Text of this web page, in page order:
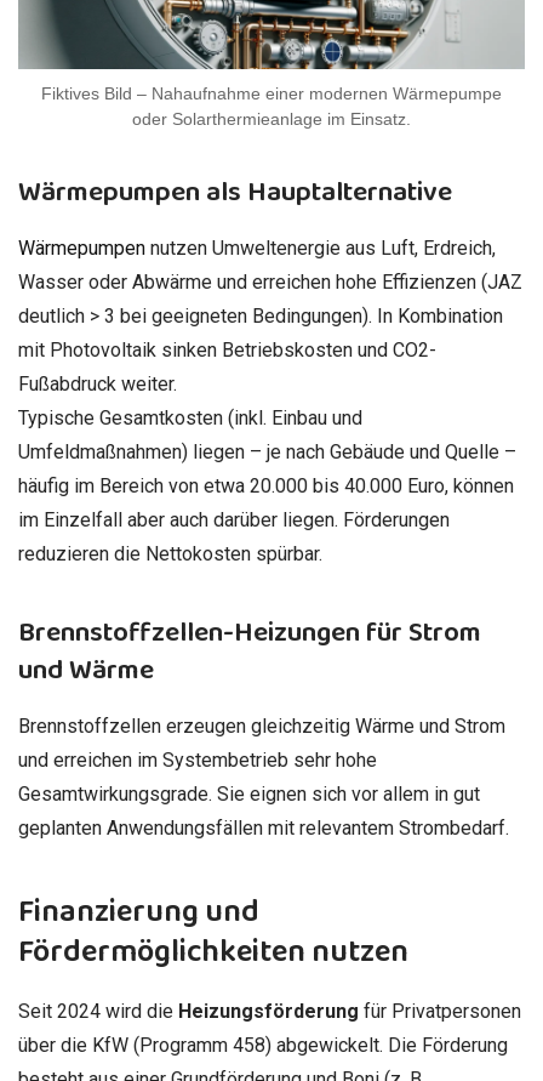
Fiktives Bild – Nahaufnahme einer modernen Wärmepumpe
oder Solarthermieanlage im Einsatz.
Wärmepumpen als Hauptalternative
Wärmepumpen nutzen Umweltenergie aus Luft, Erdreich,
Wasser oder Abwärme und erreichen hohe Effizienzen (JAZ
deutlich > 3 bei geeigneten Bedingungen). In Kombination
mit Photovoltaik sinken Betriebskosten und CO2-
Fußabdruck weiter.
Typische Gesamtkosten (inkl. Einbau und
Umfeldmaßnahmen) liegen – je nach Gebäude und Quelle –
häufig im Bereich von etwa 20.000 bis 40.000 Euro, können
im Einzelfall aber auch darüber liegen. Förderungen
reduzieren die Nettokosten spürbar.
Brennstoffzellen-Heizungen für Strom
und Wärme
Brennstoffzellen erzeugen gleichzeitig Wärme und Strom
und erreichen im Systembetrieb sehr hohe
Gesamtwirkungsgrade. Sie eignen sich vor allem in gut
geplanten Anwendungsfällen mit relevantem Strombedarf.
Finanzierung und
Fördermöglichkeiten nutzen
Seit 2024 wird die Heizungsförderung für Privatpersonen
über die KfW (Programm 458) abgewickelt. Die Förderung